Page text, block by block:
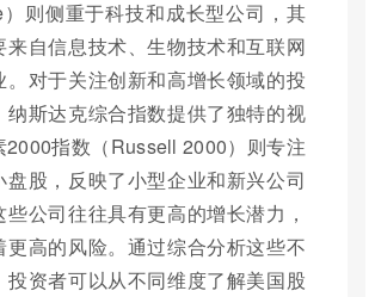
则侧重于科技和成长型公司，其
来自信息技术、生物技术和互联网
。对于关注创新和高增长领域的投
纳斯达克综合指数提供了独特的视
2000指数（Russell 2000）则专注
盘股，反映了小型企业和新兴公司
些公司往往具有更高的增长潜力，
更高的风险。通过综合分析这些不
投资者可以从不同维度了解美国股